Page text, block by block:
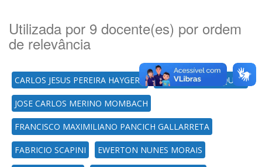
Utilizada por 9 docente(es) por ordem
de relevância
CARLOS JESUS PEREIRA HAYGERT PAULO CESAR PIQUINI
JOSE CARLOS MERINO MOMBACH
FRANCISCO MAXIMILIANO PANCICH GALLARRETA
FABRICIO SCAPINI EWERTON NUNES MORAIS